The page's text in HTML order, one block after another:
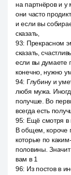
на партнёров и
они часто
и если вы
сказать,
93: Прекрасном
сказать,
если вы думаете
конечно, нужно
94: Глубину и
любя мужа.
получше. Во
всегда есть
95: Ещё смотря в
В общем, короче
которые по
половины.
вам в 1
96: Из постов в